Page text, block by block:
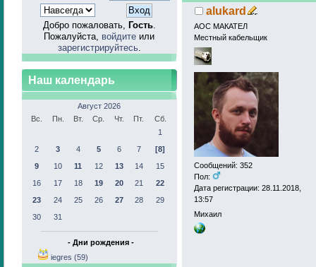
Добро пожаловать, Гость.
Пожалуйста, войдите или
зарегистрируйтесь.
Наш календарь
Август 2026
Вс.
Пн. Вт. Ср. Чт. Пт.
Сб.
1
2
3 4 5 6 7
[8]
9
10 11 12 13 14
15
16
17 18 19 20 21
22
23
24 25 26 27 28
29
30
31
- Дни рождения -
iegres (59)
alukard
АОС МАКАТЕЛ
Местный кабельщик
Сообщений: 352
Пол:
Дата регистрации: 28.11.2018,
13:57
Михаил